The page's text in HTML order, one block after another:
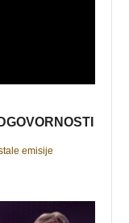
emisije